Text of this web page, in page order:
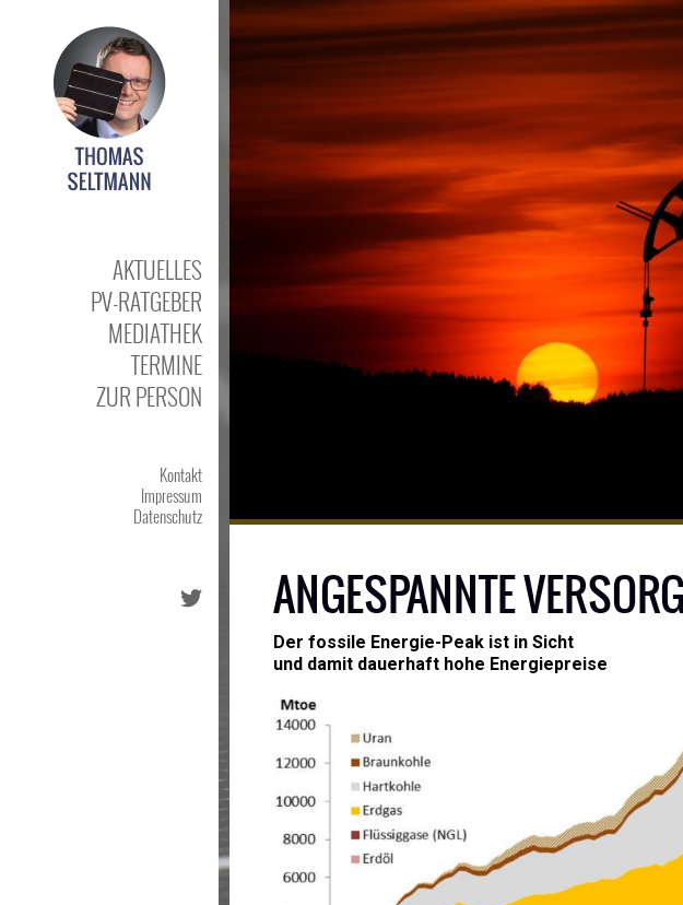
AKTUELLES
PV-RATGEBER
MEDIATHEK
TERMINE
ZUR PERSON
Kontakt
Impressum
Datenschutz
ANGESPANNTE
Der fossile Energie-Peak ist in Sicht
und damit dauerhaft hohe Energiepreise